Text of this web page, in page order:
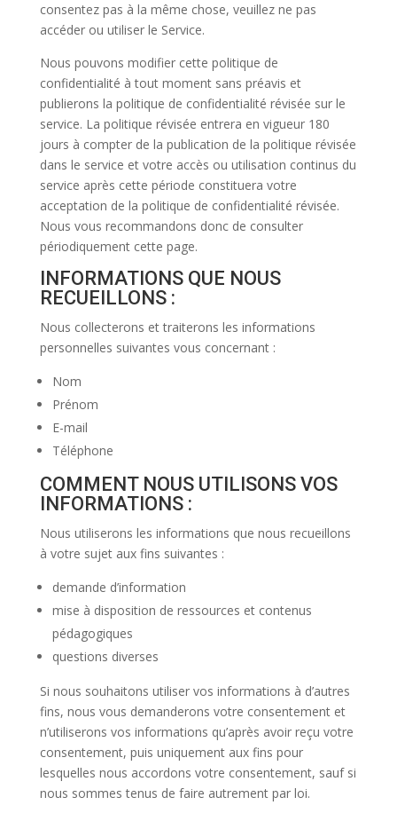
consentez pas à la même chose, veuillez ne pas
accéder ou utiliser le Service.
Nous pouvons modifier cette politique de
confidentialité à tout moment sans préavis et
publierons la politique de confidentialité révisée sur le
service. La politique révisée entrera en vigueur 180
jours à compter de la publication de la politique révisée
dans le service et votre accès ou utilisation continus du
service après cette période constituera votre
acceptation de la politique de confidentialité révisée.
Nous vous recommandons donc de consulter
périodiquement cette page.
INFORMATIONS QUE NOUS
RECUEILLONS :
Nous collecterons et traiterons les informations
personnelles suivantes vous concernant :
Nom
Prénom
E-mail
Téléphone
COMMENT NOUS UTILISONS VOS
INFORMATIONS :
Nous utiliserons les informations que nous recueillons
à votre sujet aux fins suivantes :
demande d’information
mise à disposition de ressources et contenus
pédagogiques
questions diverses
Si nous souhaitons utiliser vos informations à d’autres
fins, nous vous demanderons votre consentement et
n’utiliserons vos informations qu’après avoir reçu votre
consentement, puis uniquement aux fins pour
lesquelles nous accordons votre consentement, sauf si
nous sommes tenus de faire autrement par loi.